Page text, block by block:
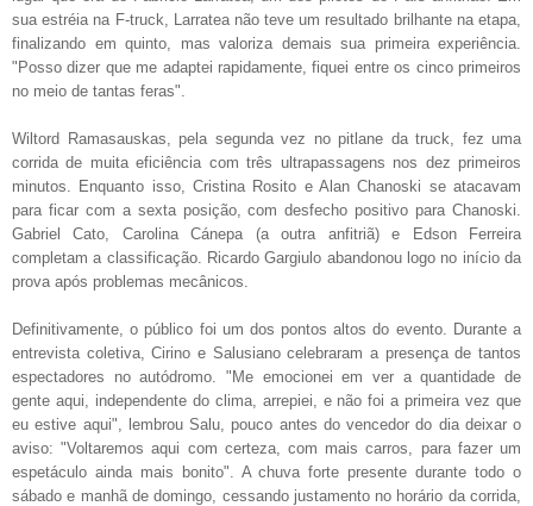
sua estréia na F-truck, Larratea não teve um resultado brilhante na etapa,
finalizando em quinto, mas valoriza demais sua primeira experiência.
"Posso dizer que me adaptei rapidamente, fiquei entre os cinco primeiros
no meio de tantas feras".
Wiltord Ramasauskas, pela segunda vez no pitlane da truck, fez uma
corrida de muita eficiência com três ultrapassagens nos dez primeiros
minutos. Enquanto isso, Cristina Rosito e Alan Chanoski se atacavam
para ficar com a sexta posição, com desfecho positivo para Chanoski.
Gabriel Cato, Carolina Cánepa (a outra anfitriã) e Edson Ferreira
completam a classificação. Ricardo Gargiulo abandonou logo no início da
prova após problemas mecânicos.
Definitivamente, o público foi um dos pontos altos do evento. Durante a
entrevista coletiva, Cirino e Salusiano celebraram a presença de tantos
espectadores no autódromo. "Me emocionei em ver a quantidade de
gente aqui, independente do clima, arrepiei, e não foi a primeira vez que
eu estive aqui", lembrou Salu, pouco antes do vencedor do dia deixar o
aviso: "Voltaremos aqui com certeza, com mais carros, para fazer um
espetáculo ainda mais bonito". A chuva forte presente durante todo o
sábado e manhã de domingo, cessando justamento no horário da corrida,